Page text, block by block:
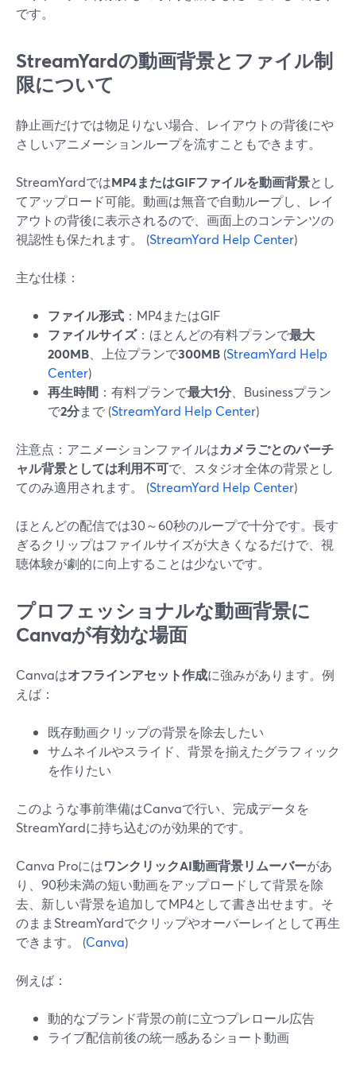
です。
StreamYardの動画背景とファイル制
限について
静止画だけでは物足りない場合、レイアウトの背後にや
さしいアニメーションループを流すこともできます。
StreamYardではMP4またはGIFファイルを動画背景とし
てアップロード可能。動画は無音で自動ループし、レイ
アウトの背後に表示されるので、画面上のコンテンツの
視認性も保たれます。 (StreamYard Help Center)
主な仕様：
ファイル形式 ：MP4またはGIF
ファイルサイズ：ほとんどの有料プランで最大
200MB 、上位プランで300MB (StreamYard Help
Center)
再生時間 ：有料プランで最大1分 、Businessプラン
で2分まで (StreamYard Help Center)
注意点：アニメーションファイルはカメラごとのバーチ
ャル背景としては利用不可で、スタジオ全体の背景とし
てのみ適用されます。 (StreamYard Help Center)
ほとんどの配信では30～60秒のループで十分です。長す
ぎるクリップはファイルサイズが大きくなるだけで、視
聴体験が劇的に向上することは少ないです。
プロフェッショナルな動画背景に
Canvaが有効な場面
Canvaはオフラインアセット作成に強みがあります。例
えば：
既存動画クリップの背景を除去したい
サムネイルやスライド、背景を揃えたグラフィック
を作りたい
このような事前準備はCanvaで行い、完成データを
StreamYardに持ち込むのが効果的です。
Canva ProにはワンクリックAI動画背景リムーバーがあ
り、90秒未満の短い動画をアップロードして背景を除
去、新しい背景を追加してMP4として書き出せます。そ
のままStreamYardでクリップやオーバーレイとして再生
できます。 (Canva)
例えば：
動的なブランド背景の前に立つプレロール広告
ライブ配信前後の統一感あるショート動画